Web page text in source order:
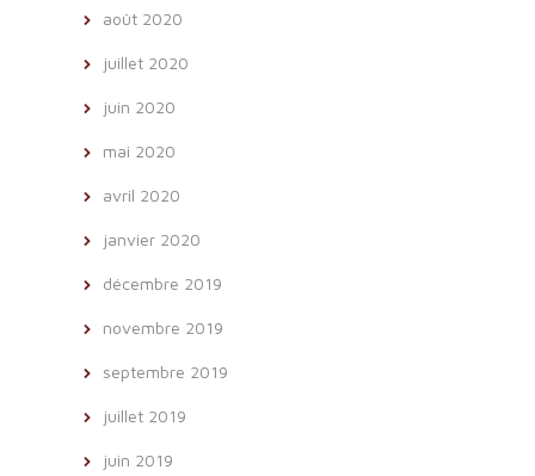
août 2020
juillet 2020
juin 2020
mai 2020
avril 2020
janvier 2020
décembre 2019
novembre 2019
septembre 2019
juillet 2019
juin 2019